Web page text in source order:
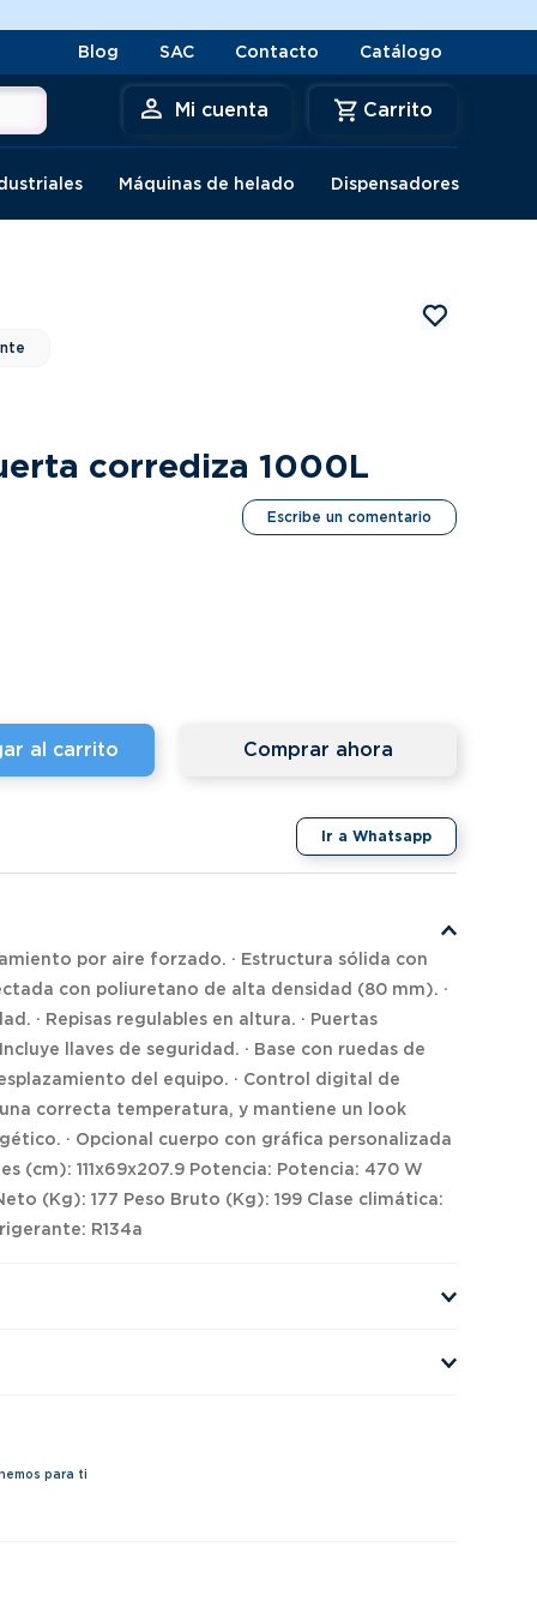
Blog SAC Contacto Catálogo
Mi cuenta
Máquinas de helado Dispensadores
corrediza 1000L
Escribe un comentario
al carrito Comprar ahora
Ir a Whatsapp
por aire forzado. · Estructura sólida con
con poliuretano de alta densidad (80 mm). ·
· Repisas regulables en altura. · Puertas
llaves de seguridad. · Base con ruedas de
del equipo. · Control digital de
correcta temperatura, y mantiene un look
· Opcional cuerpo con gráfica personalizada
(cm): 111x69x207.9 Potencia: Potencia: 470 W
(Kg): 177 Peso Bruto (Kg): 199 Clase climática:
R134a
para ti